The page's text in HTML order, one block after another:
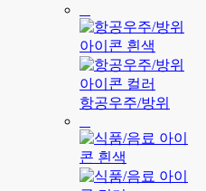
항공우주/방위